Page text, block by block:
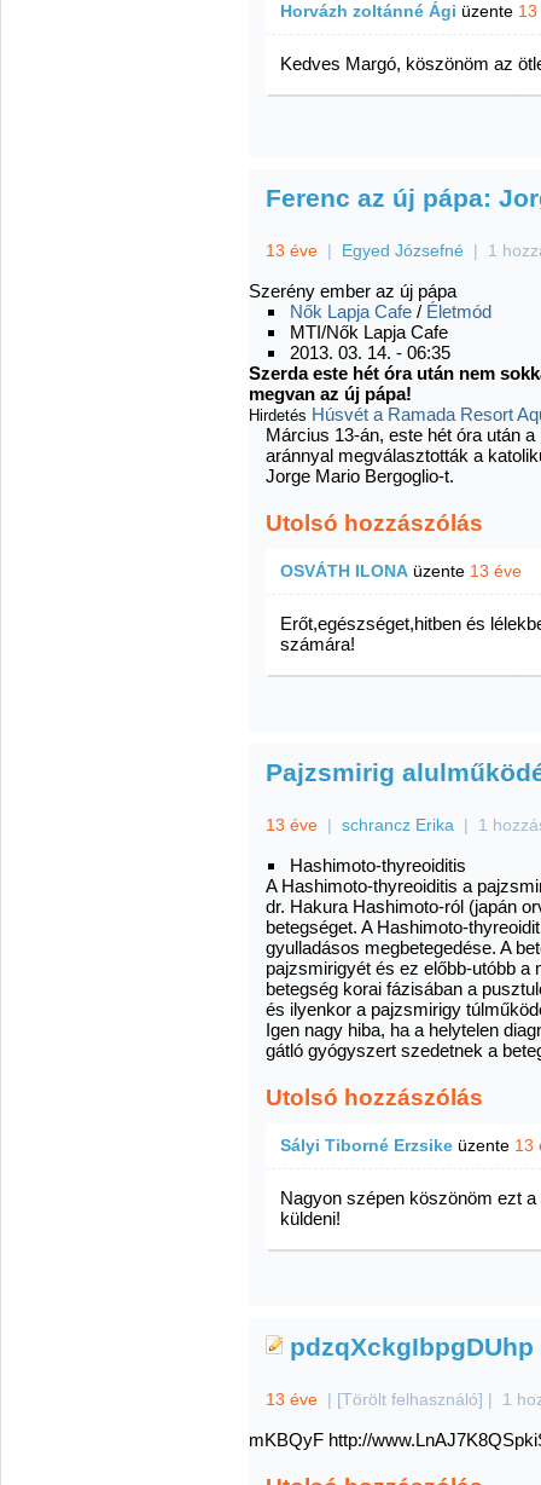
Horvázh zoltánné Ági üzente
Kedves Margó, köszönöm az
Ferenc az új pápa:
13 éve | Egyed Józsefné | 1
Szerény ember az új pápa
Nők Lapja Cafe / Életmód
MTI/Nők Lapja Cafe
2013. 03. 14. - 06:35
Szerda este hét óra után nem
megvan az új pápa!
Hirdetés Húsvét a Ramada Resort
Március 13-án, este hét óra után
aránnyal megválasztották a
Jorge Mario Bergoglio-t.
Utolsó hozzászólás
OSVÁTH ILONA üzente 13 éve
Erőt,egészséget,hitben és
számára!
Pajzsmirig
13 éve | schrancz Erika | 1
Hashimoto-thyreoiditis
A Hashimoto-thyreoiditis a
dr. Hakura Hashimoto-ról (japán
betegséget. A Hashimoto-
gyulladásos megbetegedése. A
pajzsmirigyét és ez előbb-utóbb a
betegség korai fázisában a
és ilyenkor a pajzsmirigy
Igen nagy hiba, ha a helytelen
gátló gyógyszert szedetnek a
Utolsó hozzászólás
Sályi Tiborné Erzsike üzente 13
Nagyon szépen köszönöm ezt
küldeni!
pdzqXckgIbpgDUhp
13 éve | [Törölt felhasználó] | 1
mKBQyF http://